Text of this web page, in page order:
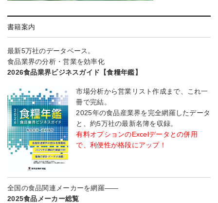
書籍案内
最新5万社のデータベース。
食品業界の分析・営業を効率化
2026食品業界ビジネスガイド【食糧年鑑】
市場分析から営業リスト作成まで、これ一
冊で完結。
2025年の食品産業界を完全網羅したデータ
と、約5万社の最新名簿を収録。
有料オプションのExcelデータとの併用
で、利便性が格段にアップ！
全国の食品関連メーカーを網羅――
2025食品メーカー総覧